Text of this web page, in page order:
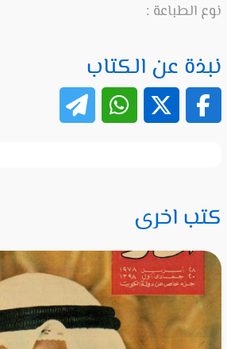
نوع الطباعة :
نبذة عن الكتاب
كتب اخرى